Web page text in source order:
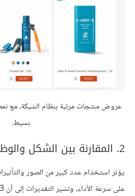
عروض منتجات مرتبة بنظام الشبكة،
بسيط.
2. المقارنة بين الشكل والوظيفة في كل عنصر
يؤثر استخدام عدد كبير من الصور